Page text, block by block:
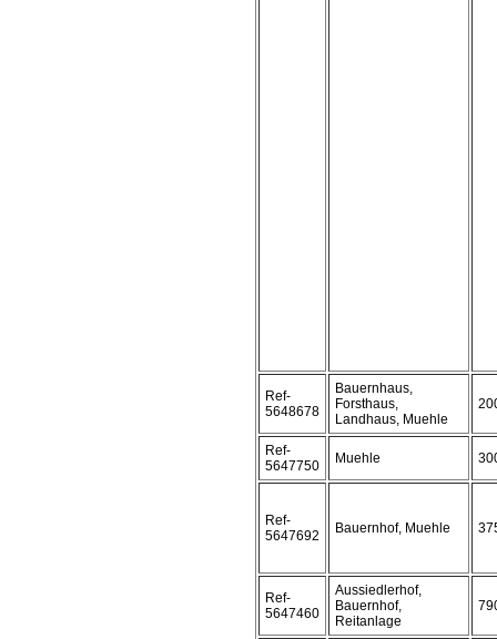
Ref-
5648678
Bauernhaus,
Forsthaus,
Landhaus, Muehle
Ref-
5647750
Muehle
Ref-
5647692
Bauernhof, Muehle
Ref-
5647460
Aussiedlerhof,
Bauernhof,
Reitanlage